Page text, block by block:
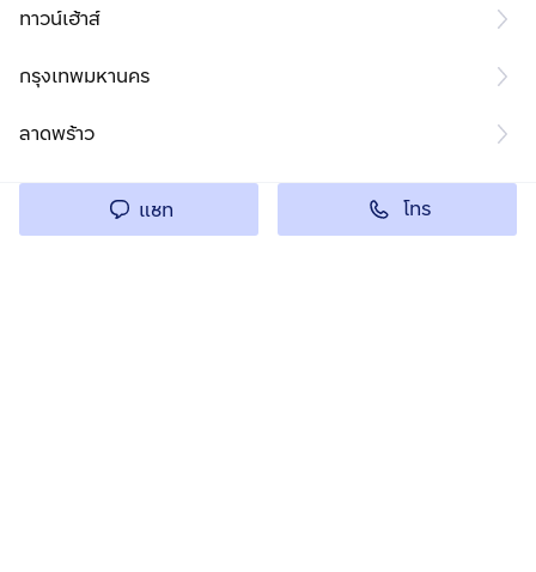
ทาวน์เฮ้าส์
กรุงเทพมหานคร
ลาดพร้าว
แชท โทร